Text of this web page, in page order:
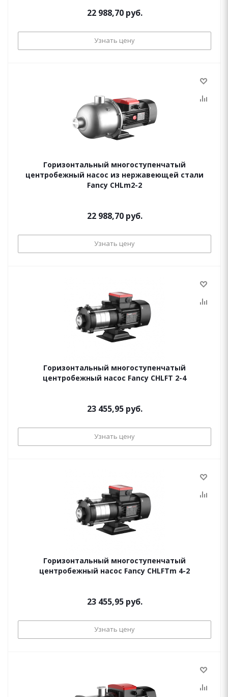
22 988,70 руб.
Узнать цену
Горизонтальный многоступенчатый
центробежный насос из нержавеющей стали
Fancy CHLm2-2
22 988,70 руб.
Узнать цену
Горизонтальный многоступенчатый
центробежный насос Fancy CHLFT 2-4
23 455,95 руб.
Узнать цену
Горизонтальный многоступенчатый
центробежный насос Fancy CHLFTm 4-2
23 455,95 руб.
Узнать цену